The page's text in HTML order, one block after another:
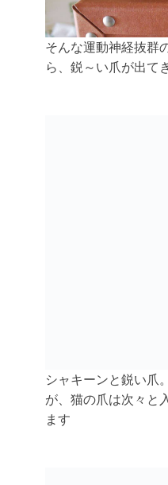
そんな運動神経抜群
ら、鋭～い爪が出て
シャキーンと鋭い爪
が、猫の爪は次々と
ます